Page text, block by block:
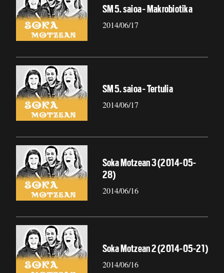
SM 5. saioa - Makrobiotika
2014/06/17
SM 5. saioa - Tertulia
2014/06/17
Soka Motzean 3 (2014-05-
28)
2014/06/16
Soka Motzean 2 (2014-05-21)
2014/06/16